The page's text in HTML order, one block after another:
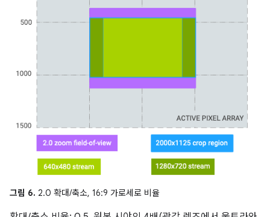
그림 6. 2.0 확대/축소, 16:9 가로세로 비율